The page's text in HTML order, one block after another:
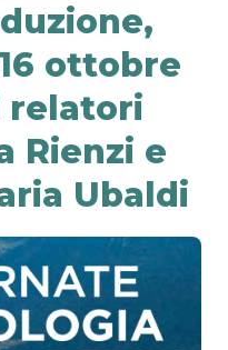
ottobre
relatori
Rienzi e
Ubaldi